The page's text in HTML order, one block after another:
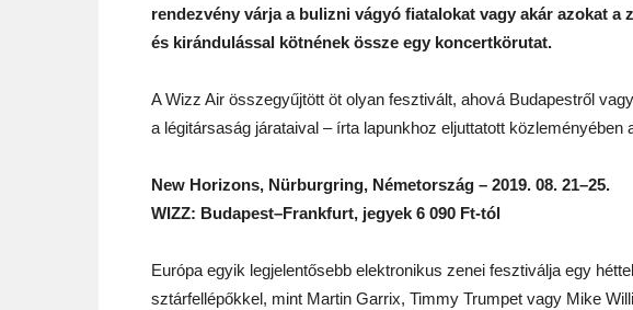
rendezvény várja a bulizni vágyó fiatalokat vagy akár azokat a
és kirándulással kötnének össze egy koncertkörutat.
A Wizz Air összegyűjtött öt olyan fesztivált, ahová Budapestről
a légitársaság járataival – írta lapunkhoz eljuttatott közleményében
New Horizons, Nürburgring, Németország – 2019. 08. 21–25.
WIZZ: Budapest–Frankfurt, jegyek 6 090 Ft-tól
Európa egyik legjelentősebb elektronikus zenei fesztiválja egy
sztárfellépőkkel, mint Martin Garrix, Timmy Trumpet vagy Mike